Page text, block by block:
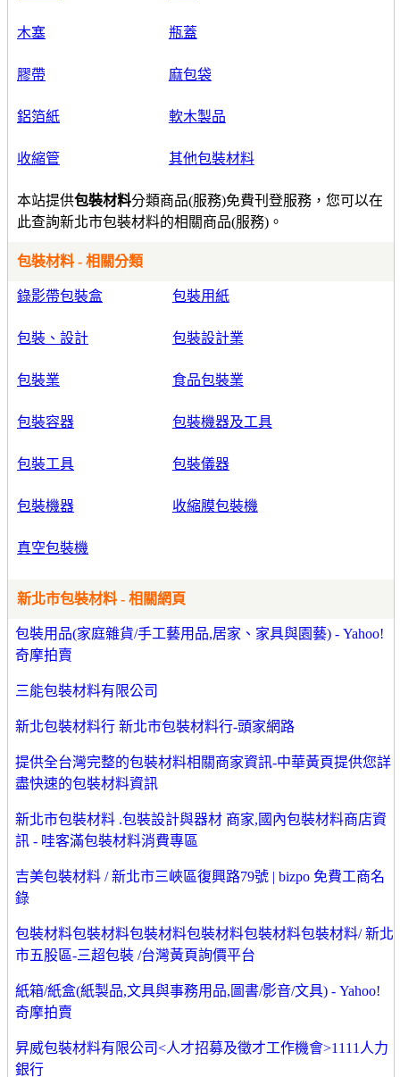
木塞 瓶蓋
膠帶 麻包袋
鋁箔紙 軟木製品
收縮管 其他包裝材料
本站提供包裝材料分類商品(服務)免費刊登服務，您可以在
此查詢新北市包裝材料的相關商品(服務)。
包裝材料 - 相關分類
錄影帶包裝盒 包裝用紙
包裝、設計 包裝設計業
包裝業 食品包裝業
包裝容器 包裝機器及工具
包裝工具 包裝儀器
包裝機器 收縮膜包裝機
真空包裝機
新北市包裝材料 - 相關網頁
包裝用品(家庭雜貨/手工藝用品,居家、家具與園藝) - Yahoo!
奇摩拍賣
三能包裝材料有限公司
新北包裝材料行 新北市包裝材料行-頭家網路
提供全台灣完整的包裝材料相關商家資訊-中華黃頁提供您詳
盡快速的包裝材料資訊
新北市包裝材料 .包裝設計與器材 商家,國內包裝材料商店資
訊 - 哇客滿包裝材料消費專區
吉美包裝材料 / 新北市三峽區復興路79號 | bizpo 免費工商名
錄
包裝材料包裝材料包裝材料包裝材料包裝材料包裝材料/ 新北
市五股區-三超包裝 /台灣黃頁詢價平台
紙箱/紙盒(紙製品,文具與事務用品,圖書/影音/文具) - Yahoo!
奇摩拍賣
昇威包裝材料有限公司<人才招募及徵才工作機會>1111人力
銀行